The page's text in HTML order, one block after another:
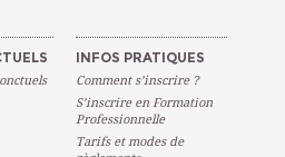
INFOS PRATIQUES
Comment s’inscrire ?
S’inscrire en Formation
Professionnelle
Tarifs et modes de